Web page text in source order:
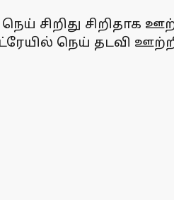
சிறிது சிறிதாக
நெய் தடவி